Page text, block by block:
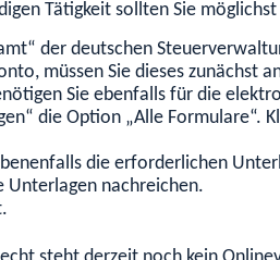
Tätigkeit sollten Sie möglichst
der deutschen
müssen Sie dieses zunächst
Sie ebenfalls für die
die Option „Alle Formulare“.
die erforderlichen
Unterlagen nachreichen.